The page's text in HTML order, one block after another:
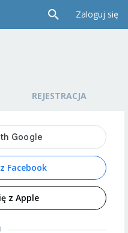
Zaloguj się
REJESTRACJA
Facebook
z Apple